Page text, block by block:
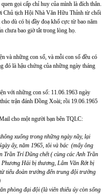
gọi cấp chỉ huy của mình là đích thân.
Chủ tịch Hội Nhà Văn Hữu Thỉnh từ chối
dù có bị đầy đoạ khổ cực từ bao năm
chưa bao giờ tắt trong lòng họ.
và những con số, và mỗi con số đều có
đó là hậu chứng của những ngày tháng
với những con số: 11.06.1963 ngày
trận đánh Đồng Xoài; rồi 19.06.1965
cho một người bạn bên TQLC:
xuống trong những ngày nầy, lại
ấy, năm 1965, tôi và bác (mấy ông
Trí Dũng chết ( cùng các Anh Trần
Hải bị thương, Lâm Văn Rớt bị
tiểu đoàn trưởng đến trung đội trưởng
phòng đại đội (là viên thiếu úy còn sống